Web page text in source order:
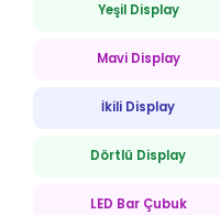
Yeşil Display
Mavi Display
İkili Display
Dörtlü Display
LED Bar Çubuk